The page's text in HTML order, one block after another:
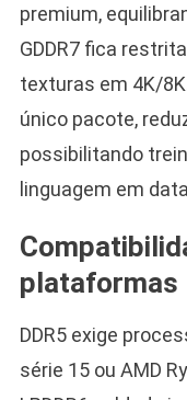
premium,
GDDR7 fica
texturas em 4K/
único pacote,
possibilitando
linguagem em
plataformas
DDR5 exige
série 15 ou AMD